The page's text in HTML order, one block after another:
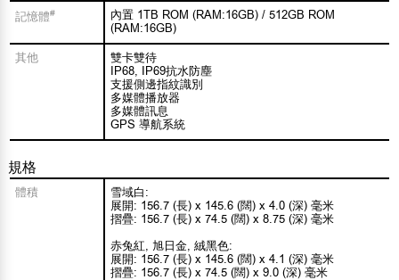
記憶體#
內置 1TB ROM (RAM:16GB) / 512GB ROM
(RAM:16GB)
其他
雙卡雙待
IP68, IP69抗水防塵
支援側邊指紋識別
多媒體播放器
多媒體訊息
GPS 導航系統
規格
體積
雪域白:
展開: 156.7 (長) x 145.6 (闊) x 4.0 (深) 毫米
摺疊: 156.7 (長) x 74.5 (闊) x 8.75 (深) 毫米
赤兔紅, 旭日金, 絨黑色:
展開: 156.7 (長) x 145.6 (闊) x 4.1 (深) 毫米
摺疊: 156.7 (長) x 74.5 (闊) x 9.0 (深) 毫米